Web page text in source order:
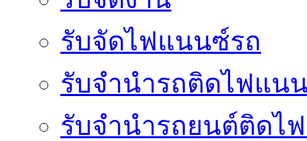
รับจัดไฟแนนซ์รถ
รับจำนำรถติดไฟแน
รับจํานํารถยนต์ติดไ